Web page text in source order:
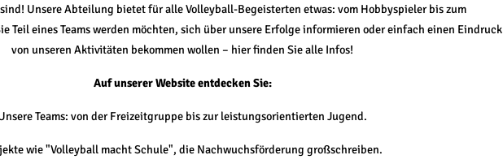
Unsere Abteilung bietet für alle Volleyball-Begeisterten etwas: vom Hobbyspieler bis zum
Teil eines Teams werden möchten, sich über unsere Erfolge informieren oder einfach einen Eindruck
von unseren Aktivitäten bekommen wollen – hier finden Sie alle Infos!
Auf unserer Website entdecken Sie:
Teams: von der Freizeitgruppe bis zur leistungsorientierten Jugend.
wie "Volleyball macht Schule", die Nachwuchsförderung großschreiben.